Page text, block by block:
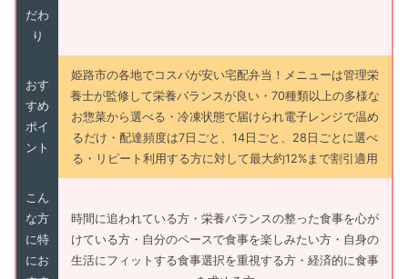
だわ
り
おす
すめ
ポイ
ント
姫路市の各地でコスパが安い宅配弁当！メニューは管理栄
養士が監修して栄養バランスが良い・70種類以上の多様な
お惣菜から選べる・冷凍状態で届けられ電子レンジで温め
るだけ・配達頻度は7日ごと、14日ごと、28日ごとに選べ
る・リピート利用する方に対して最大約12%まで割引適用
こん
な方
に特
にお
時間に追われている方・栄養バランスの整った食事を心が
けている方・自分のペースで食事を楽しみたい方・自身の
生活にフィットする食事選択を重視する方・経済的に食事